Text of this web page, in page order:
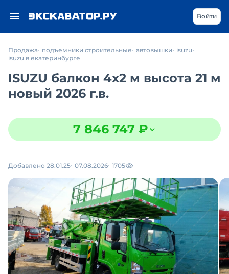
Войти
Продажа подъемники строительные автовышки isuzu
isuzu в екатеринбурге
ISUZU балкон 4х2 м высота 21 м
новый 2026 г.в.
7 846 747 ₽
Добавлено 28.01.25 07.08.2026 1705